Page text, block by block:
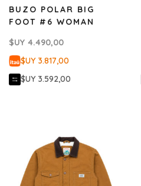
BUZO POLAR BIG
FOOT #6 WOMAN
$UY 4.490,00
$UY 3.817,00
$UY 3.592,00